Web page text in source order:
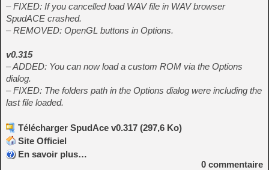
– FIXED: If you cancelled load WAV file in WAV browser
SpudACE crashed.
– REMOVED: OpenGL buttons in Options.
v0.315
– ADDED: You can now load a custom ROM via the Options
dialog.
– FIXED: The folders path in the Options dialog were including the
last file loaded.
Télécharger SpudAce v0.317 (297,6 Ko)
Site Officiel
En savoir plus…
0 commentaire